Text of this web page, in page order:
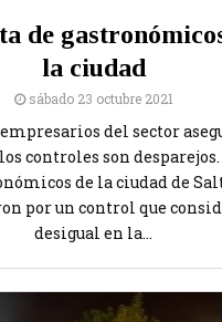
de
la ciudad
sábado 23 octubre 2021
del sector
controles son desparejos.
de la ciudad de
por un control que
desigual en la...